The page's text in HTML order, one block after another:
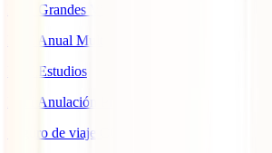
IATI Grandes Viajeros
IATI Anual Multiviaje
IATI Estudios
IATI Anulación Premium
Seguro de viaje COVID